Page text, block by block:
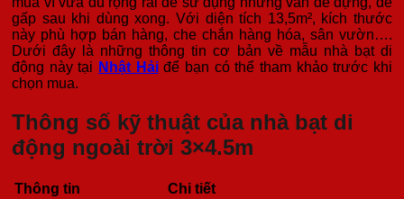
gấp sau khi dùng xong. Với diện tích 13,5m², kích thước
này phù hợp bán hàng, che chắn hàng hóa, sân vườn….
Dưới đây là những thông tin cơ bản về mẫu nhà bạt di
động này tại Nhật Hảiđể bạn có thể tham khảo trước khi
chọn mua.
Thông số kỹ thuật của nhà bạt di
động ngoài trời 3×4.5m
Thông tin
Chi tiết